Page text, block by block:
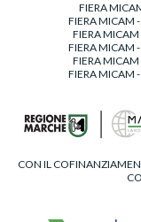
FIERA
FIERA MICAM
FIERA
FIERA MICAM
FIERA
FIERA MICAM
CON IL